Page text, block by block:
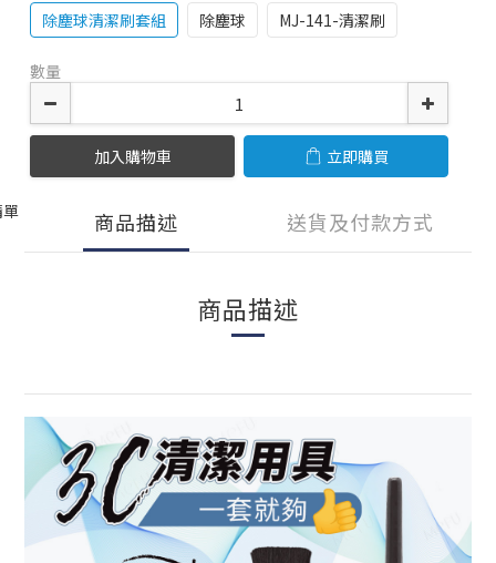
除塵球清潔刷套組 除塵球 MJ-141-清潔刷
數量
加入購物車 立即購買
商品描述 送貨及付款方式
商品描述